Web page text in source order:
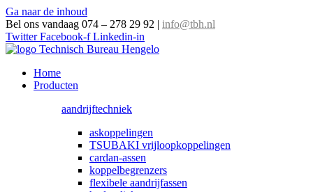
Ga naar de inhoud
Bel ons vandaag 074 – 278 29 92 | info@tbh.nl
Twitter Facebook-f Linkedin-in
Home
Producten
aandrijftechniek
askoppelingen
TSUBAKI vrijloopkoppelingen
cardan-assen
koppelbegrenzers
flexibele aandrijfassen